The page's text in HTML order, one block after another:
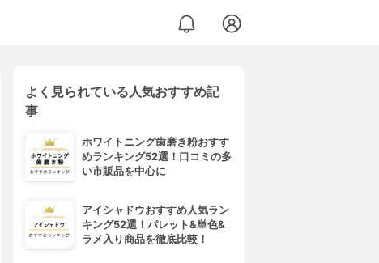
よく見られている人気おすすめ記
事
ホワイトニング歯磨き粉おすす
めランキング52選！口コミの多
い市販品を中心に
アイシャドウおすすめ人気ラン
キング52選！パレット&単色&
ラメ入り商品を徹底比較！